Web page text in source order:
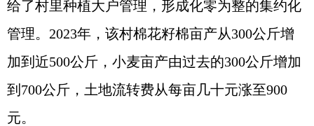
给了村里种植大户管理，形成化零为整的集约化
管理。2023年，该村棉花籽棉亩产从300公斤增
加到近500公斤，小麦亩产由过去的300公斤增加
到700公斤，土地流转费从每亩几十元涨至900
元。